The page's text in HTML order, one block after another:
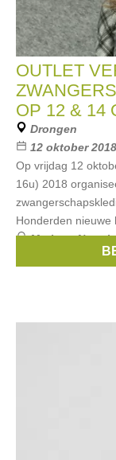
OUTLET
OP 12 & 14
Drongen
12 oktober
Op vrijdag 12
16u) 2018
Honderden nieuwe
Merken:
ventre pour deux,